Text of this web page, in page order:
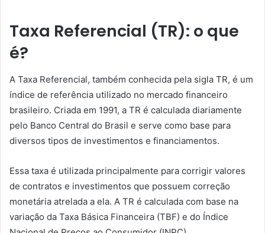
Taxa Referencial (TR): o que
é?
A Taxa Referencial, também conhecida pela sigla TR, é um
índice de referência utilizado no mercado financeiro
brasileiro. Criada em 1991, a TR é calculada diariamente
pelo Banco Central do Brasil e serve como base para
diversos tipos de investimentos e financiamentos.
Essa taxa é utilizada principalmente para corrigir valores
de contratos e investimentos que possuem correção
monetária atrelada a ela. A TR é calculada com base na
variação da Taxa Básica Financeira (TBF) e do Índice